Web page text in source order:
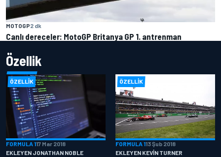
MOTOGP2 dk
Canlı dereceler: MotoGP Britanya GP 1. antrenman
Özellik
ÖZELLIK
FORMULA 117 Mar 2018
EKLEYEN JONATHAN NOBLE
ÖZELLIK
FORMULA 113 Şub 2018
EKLEYEN KEVIN TURNER